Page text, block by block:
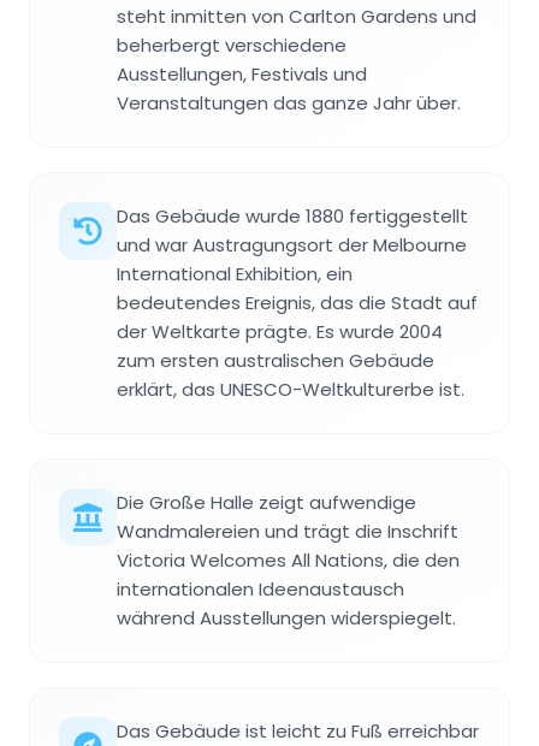
steht inmitten von Carlton Gardens und
beherbergt verschiedene
Ausstellungen, Festivals und
Veranstaltungen das ganze Jahr über.
Das Gebäude wurde 1880 fertiggestellt
und war Austragungsort der Melbourne
International Exhibition, ein
bedeutendes Ereignis, das die Stadt auf
der Weltkarte prägte. Es wurde 2004
zum ersten australischen Gebäude
erklärt, das UNESCO-Weltkulturerbe ist.
Die Große Halle zeigt aufwendige
Wandmalereien und trägt die Inschrift
Victoria Welcomes All Nations, die den
internationalen Ideenaustausch
während Ausstellungen widerspiegelt.
Das Gebäude ist leicht zu Fuß erreichbar